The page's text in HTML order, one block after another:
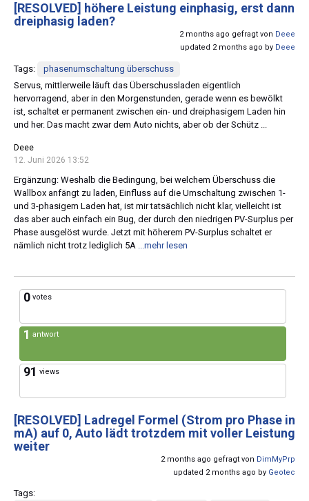
[RESOLVED] höhere Leistung einphasig, erst dann
dreiphasig laden?
2 months ago gefragt von Deee
updated 2 months ago by Deee
Tags:
phasenumschaltung überschuss
Servus, mittlerweile läuft das Überschussladen eigentlich
hervorragend, aber in den Morgenstunden, gerade wenn es bewölkt
ist, schaltet er permanent zwischen ein- und dreiphasigem Laden hin
und her. Das macht zwar dem Auto nichts, aber ob der Schütz ...
Deee
12. Juni 2026 13:52
Ergänzung: Weshalb die Bedingung, bei welchem Überschuss die
Wallbox anfängt zu laden, Einfluss auf die Umschaltung zwischen 1-
und 3-phasigem Laden hat, ist mir tatsächlich nicht klar, vielleicht ist
das aber auch einfach ein Bug, der durch den niedrigen PV-Surplus per
Phase ausgelöst wurde. Jetzt mit höherem PV-Surplus schaltet er
nämlich nicht trotz lediglich 5A ...mehr lesen
0 votes
1 antwort
91 views
[RESOLVED] Ladregel Formel (Strom pro Phase in
mA) auf 0, Auto lädt trotzdem mit voller Leistung
weiter
2 months ago gefragt von DimMyPrp
updated 2 months ago by Geotec
Tags: